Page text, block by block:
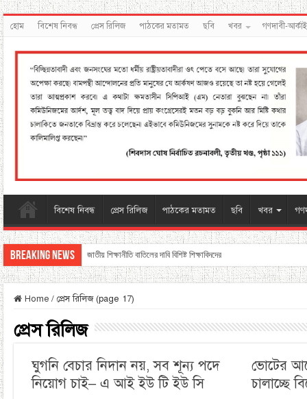
হোম বিশেষ নিবন্ধ প্রেস রিলিজ পাঠকের মতামত ছবি খবর গণদাবী-
বিশেষ নিবন্ধ প্রেস রিলিজ পাঠকের মতামত ছবি খবর
Breaking News জাতীয় শিক্ষানীতি বাতিলের দাবি বিশিষ্ট শিক্ষাবিদদের
Home / প্রেস রিলিজ (page 17)
প্রেস রিলিজ
ঘুগনি বেচার নিদান নয়, সব শূন্য পদে
নিয়োগ চাই– এ আই ইউ টি ইউ সি
ভোটের
চালাচ্ছে